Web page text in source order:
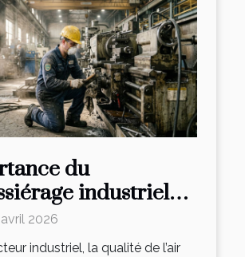
du
industriel
des
2026
industriel, la qualité de l’air